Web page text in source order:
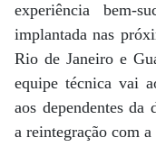
experiência bem-
implantada nas
Rio de Janeiro e
equipe técnica vai
aos dependentes da
a reintegração com